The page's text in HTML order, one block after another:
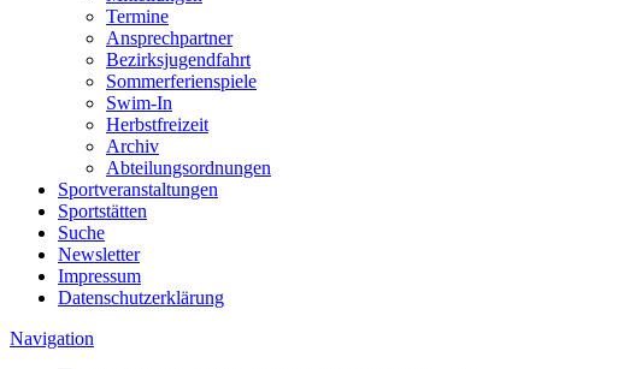
Termine
Ansprechpartner
Bezirksjugendfahrt
Sommerferienspiele
Swim-In
Herbstfreizeit
Archiv
Abteilungsordnungen
Sportveranstaltungen
Sportstätten
Suche
Newsletter
Impressum
Datenschutzerklärung
Navigation